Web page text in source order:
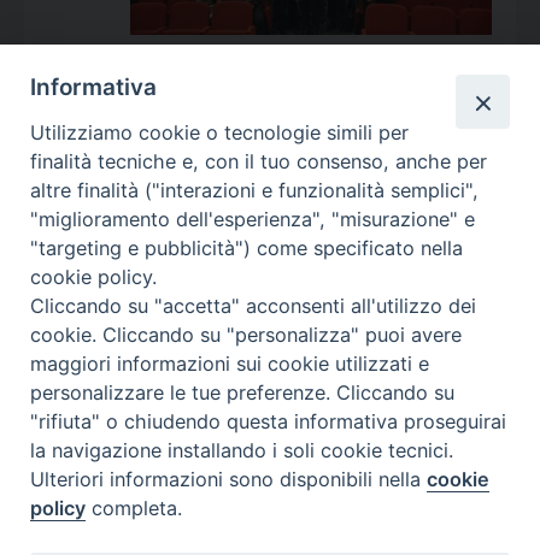
Calendario Appuntamenti
<< Ago 2026 >>
l m m g v s
d
27
28
3
4 5 6 7 8
9
10
11 12 13 14 15
17
18 19 21
24 25 26 27 28 29 30
31 1
Informativa
Utilizziamo cookie o tecnologie simili per
finalità tecniche e, con il tuo consenso, anche per
altre finalità ("interazioni e funzionalità semplici",
"miglioramento dell'esperienza", "misurazione" e
"targeting e pubblicità") come specificato nella
cookie policy.
Cliccando su "accetta" acconsenti all'utilizzo dei
cookie. Cliccando su "personalizza" puoi avere
maggiori informazioni sui cookie utilizzati e
personalizzare le tue preferenze. Cliccando su
"rifiuta" o chiudendo questa informativa proseguirai
la navigazione installando i soli cookie tecnici.
Ulteriori informazioni sono disponibili nellacookie
policy completa.